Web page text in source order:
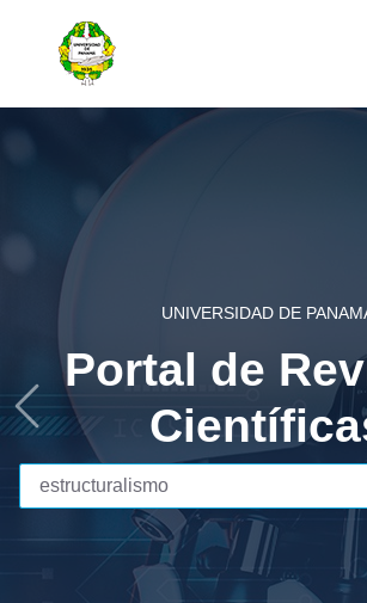
UNIVERSIDAD DE
Portal de
Previous